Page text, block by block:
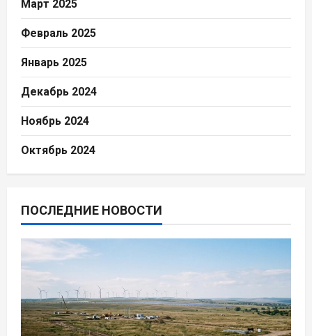
Март 2025
Февраль 2025
Январь 2025
Декабрь 2024
Ноябрь 2024
Октябрь 2024
ПОСЛЕДНИЕ НОВОСТИ